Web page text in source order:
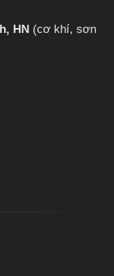
HN (cơ khí, sơn